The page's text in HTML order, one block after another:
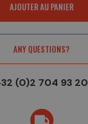
AJOUTER AU PANIER
ANY QUESTIONS?
(0)2 704 93 20